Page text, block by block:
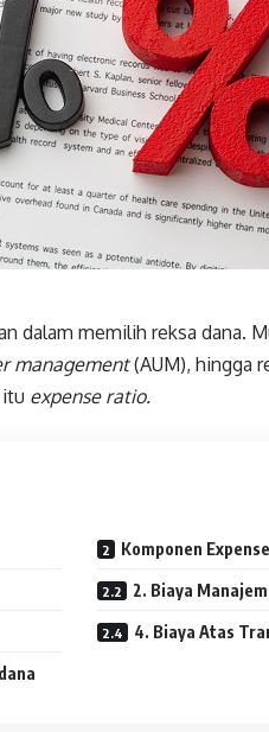
dalam memilih reksa dana.
management(AUM), hingga
expense ratio.
Komponen
2. Biaya
4. Biaya Atas